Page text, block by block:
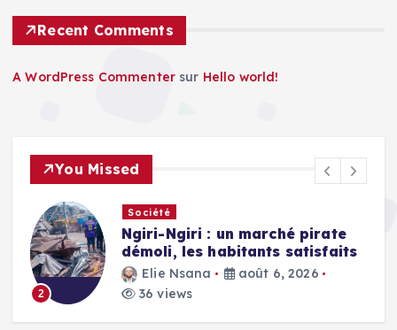
Recent Comments
A WordPress Commenter sur Hello world!
You Missed
2
Société
Ngiri-Ngiri : un marché pirate
démoli, les habitants satisfaits
Elie Nsana
août 6, 2026
36 views